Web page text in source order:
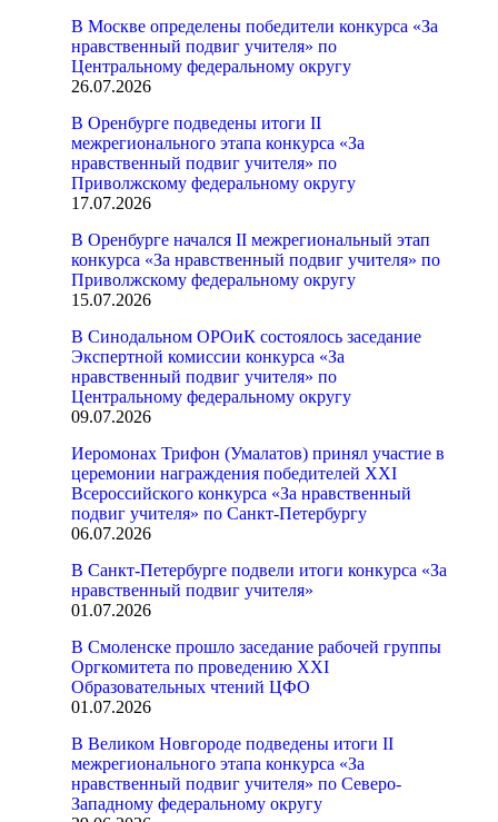
В Москве определены победители конкурса «За
нравственный подвиг учителя» по
Центральному федеральному округу
26.07.2026
В Оренбурге подведены итоги II
межрегионального этапа конкурса «За
нравственный подвиг учителя» по
Приволжскому федеральному округу
17.07.2026
В Оренбурге начался II межрегиональный этап
конкурса «За нравственный подвиг учителя» по
Приволжскому федеральному округу
15.07.2026
В Синодальном ОРОиК состоялось заседание
Экспертной комиссии конкурса «За
нравственный подвиг учителя» по
Центральному федеральному округу
09.07.2026
Иеромонах Трифон (Умалатов) принял участие в
церемонии награждения победителей XXI
Всероссийского конкурса «За нравственный
подвиг учителя» по Санкт-Петербургу
06.07.2026
В Санкт-Петербурге подвели итоги конкурса «За
нравственный подвиг учителя»
01.07.2026
В Смоленске прошло заседание рабочей группы
Оргкомитета по проведению XXI
Образовательных чтений ЦФО
01.07.2026
В Великом Новгороде подведены итоги II
межрегионального этапа конкурса «За
нравственный подвиг учителя» по Северо-
Западному федеральному округу